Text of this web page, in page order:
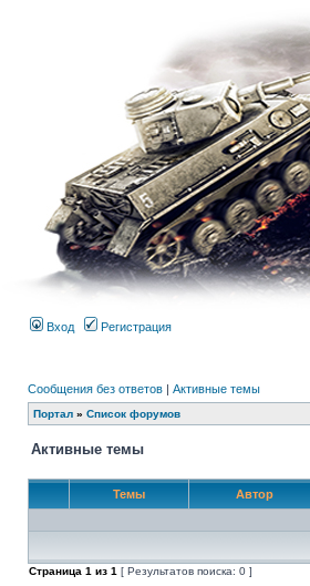
Вход Регистрация
Сообщения без ответов | Активные темы
Портал » Список форумов
Активные темы
Темы Автор
Страница 1 из 1 [ Результатов поиска: 0 ]